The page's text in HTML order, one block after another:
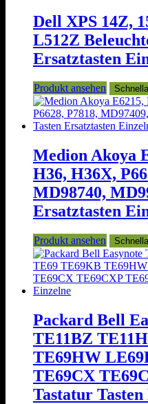
Dell XPS 14Z,
L512Z
Ersatztasten
Produkt ansehen
Medion Akoya
H36, H36X,
MD98740,
Ersatztasten
Produkt ansehen
Packard Bell
TE11BZ
TE69HW
TE69CX
Tastatur